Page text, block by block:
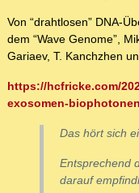
Von “drahtlosen” DNA-
dem “Wave Genome”,
Gariaev, T. Kanchzhen
https://hcfricke.com/
exosomen-
Das hört sich
Entsprechend
darauf